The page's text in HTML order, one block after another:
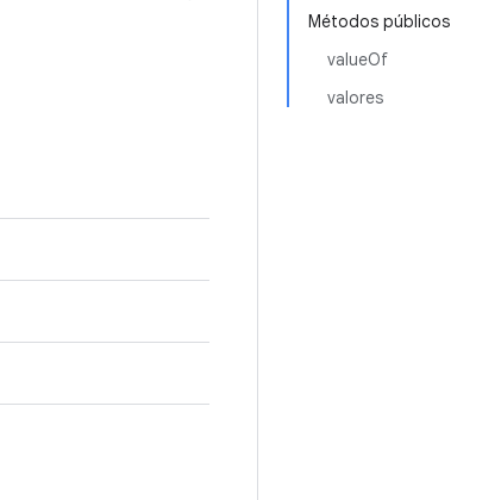
Métodos públicos
valueOf
valores